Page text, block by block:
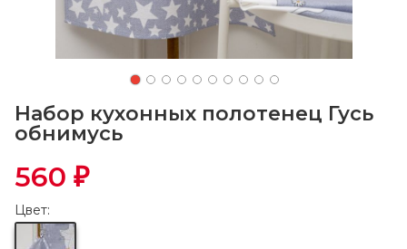
Набор кухонных полотенец Гусь
обнимусь
560 ₽
Цвет: